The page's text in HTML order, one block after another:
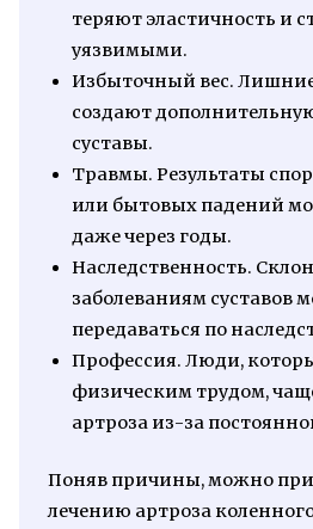
теряют эластичность и
уязвимыми.
Избыточный вес.
создают
суставы.
Травмы. Результаты
или бытовых падений
даже через годы.
Наследственность.
заболеваниям суставов
передаваться по
Профессия. Люди,
физическим трудом,
артроза из-за
Поняв причины, можно
лечению артроза коленного